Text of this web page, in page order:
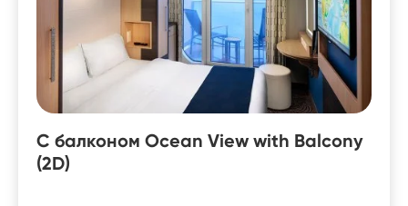
С балконом Ocean View with Balcony
(2D)